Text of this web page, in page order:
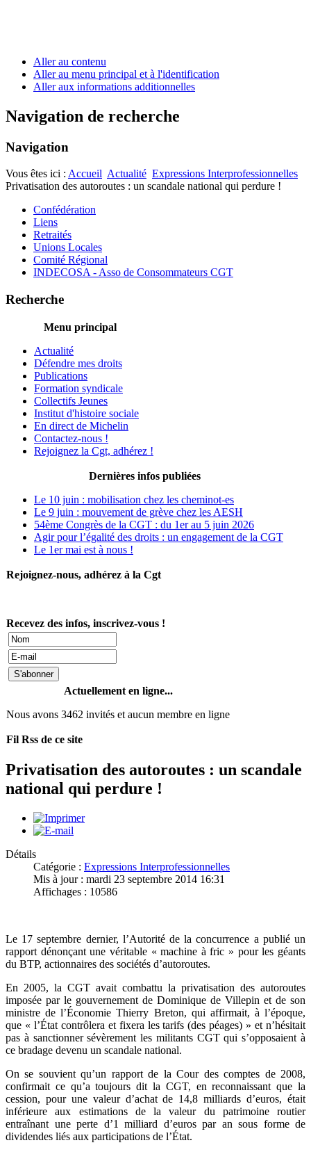
Aller au contenu
Aller au menu principal et à l'identification
Aller aux informations additionnelles
Navigation de recherche
Navigation
Vous êtes ici : Accueil Actualité Expressions Interprofessionnelles
Privatisation des autoroutes : un scandale national qui perdure !
Confédération
Liens
Retraités
Unions Locales
Comité Régional
INDECOSA - Asso de Consommateurs CGT
Recherche
Menu principal
Actualité
Défendre mes droits
Publications
Formation syndicale
Collectifs Jeunes
Institut d'histoire sociale
En direct de Michelin
Contactez-nous !
Rejoignez la Cgt, adhérez !
Dernières infos publiées
Le 10 juin : mobilisation chez les cheminot-es
Le 9 juin : mouvement de grève chez les AESH
54ème Congrès de la CGT : du 1er au 5 juin 2026
Agir pour l’égalité des droits : un engagement de la CGT
Le 1er mai est à nous !
Rejoignez-nous, adhérez à la Cgt
Recevez des infos, inscrivez-vous !
Actuellement en ligne...
Nous avons 3462 invités et aucun membre en ligne
Fil Rss de ce site
Privatisation des autoroutes : un scandale
national qui perdure !
Détails
Catégorie : Expressions Interprofessionnelles
Mis à jour : mardi 23 septembre 2014 16:31
Affichages : 10586
Le 17 septembre dernier, l’Autorité de la concurrence a publié un
rapport dénonçant une véritable « machine à fric » pour les géants
du BTP, actionnaires des sociétés d’autoroutes.
En 2005, la CGT avait combattu la privatisation des autoroutes
imposée par le gouvernement de Dominique de Villepin et de son
ministre de l’Économie Thierry Breton, qui affirmait, à l’époque,
que « l’État contrôlera et fixera les tarifs (des péages) » et n’hésitait
pas à sanctionner sévèrement les militants CGT qui s’opposaient à
ce bradage devenu un scandale national.
On se souvient qu’un rapport de la Cour des comptes de 2008,
confirmait ce qu’a toujours dit la CGT, en reconnaissant que la
cession, pour une valeur d’achat de 14,8 milliards d’euros, était
inférieure aux estimations de la valeur du patrimoine routier
entraînant une perte d’1 milliard d’euros par an sous forme de
dividendes liés aux participations de l’État.